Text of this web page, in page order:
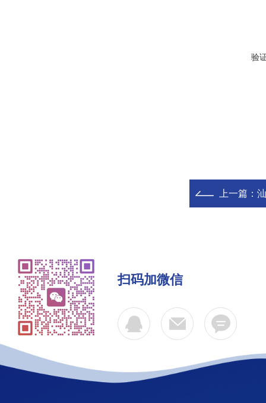
验
上一篇：
扫码加微信